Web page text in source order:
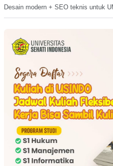
Desain modern + SEO teknis untuk